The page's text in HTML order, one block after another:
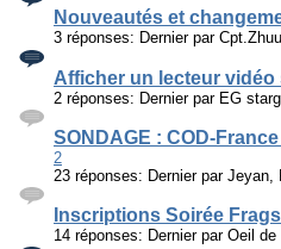
Nouveautés et
3 réponses: Dernier par
Afficher un lecteur
2 réponses: Dernier par EG
SONDAGE : COD-
2
23 réponses: Dernier par
Inscriptions Soirée
14 réponses: Dernier par Oeil